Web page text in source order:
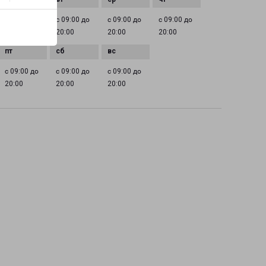
с 09:00 до
20:00
с 09:00 до
20:00
с 09:00 до
20:00
с 09:00 до
20:00
с 09:00 до
20:00
с 09:00 до
20:00